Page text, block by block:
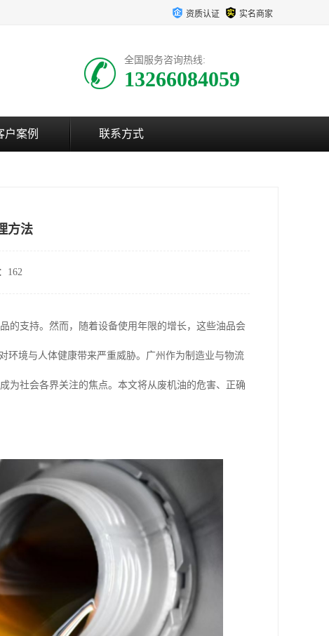
资质认证 实名商家
全国服务咨询热线:
13266084059
户案例 联系方式
方法
162
的支持。然而，随着设备使用年限的增长，这些油品会
环境与人体健康带来严重威胁。广州作为制造业与物流
为社会各界关注的焦点。本文将从废机油的危害、正确